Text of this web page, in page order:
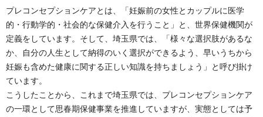
プレコンセプションケアとは、「妊娠前の女性とカップルに医学
的・行動学的・社会的な保健介入を行うこと」と、世界保健機関が
定義をしています。そして、埼玉県では、「様々な選択肢があるな
か、自分の人生として納得のいく選択ができるよう、早いうちから
妊娠も含めた健康に関する正しい知識を持ちましょう」と呼び掛け
ています。
こうしたことから、これまで埼玉県では、プレコンセプションケア
の一環として思春期保健事業を推進していますが、実態としては予